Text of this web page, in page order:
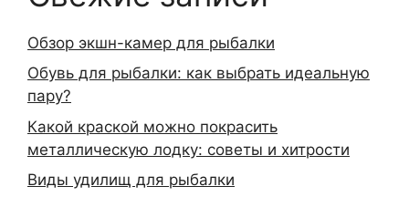
Обзор экшн-камер для рыбалки
Обувь для рыбалки: как выбрать идеальную
пару?
Какой краской можно покрасить
металлическую лодку: советы и хитрости
Виды удилищ для рыбалки